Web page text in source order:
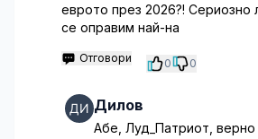
еврото през 2026?! Сериозно
се оправим най-на
Отговори 0 0
Дилов
Абе, Луд_Патриот, верно